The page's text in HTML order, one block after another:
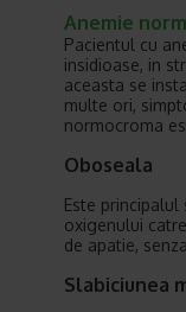
Anemie
Pacientul cu
insidioase, in
aceasta se
multe ori,
normocroma
Oboseala
Este
oxigenului
de apatie,
Slabiciunea